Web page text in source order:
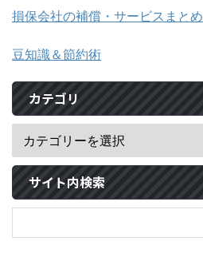
損保会社の補償・サービスまとめ
豆知識＆節約術
カテゴリ
サイト内検索